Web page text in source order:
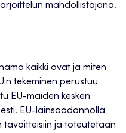
mahdollistajana.
kaikki ovat ja miten
tekeminen perustuu
EU-maiden kesken
EU-lainsäädännöllä
tavoitteisiin ja toteutetaan